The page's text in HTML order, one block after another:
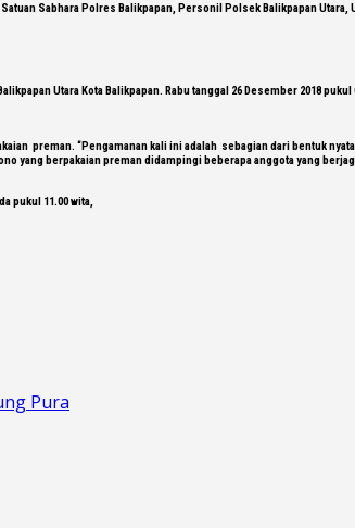
Sabhara Polres Balikpapan, Personil Polsek Balikpapan
Utara Kota Balikpapan. Rabu tanggal 26 Desember 2018
preman. “Pengamanan kali ini adalah sebagian dari bentuk
yang berpakaian preman didampingi beberapa anggota yang
pukul 11.00 wita,
Pura